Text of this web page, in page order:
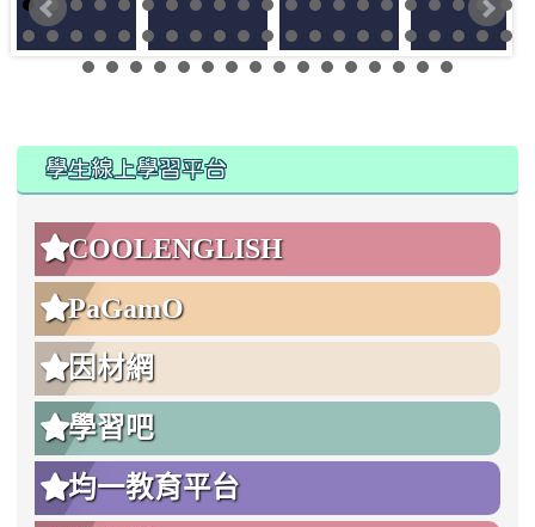
學生線上學習平台
COOLENGLISH
PaGamO
因材網
學習吧
均一教育平台